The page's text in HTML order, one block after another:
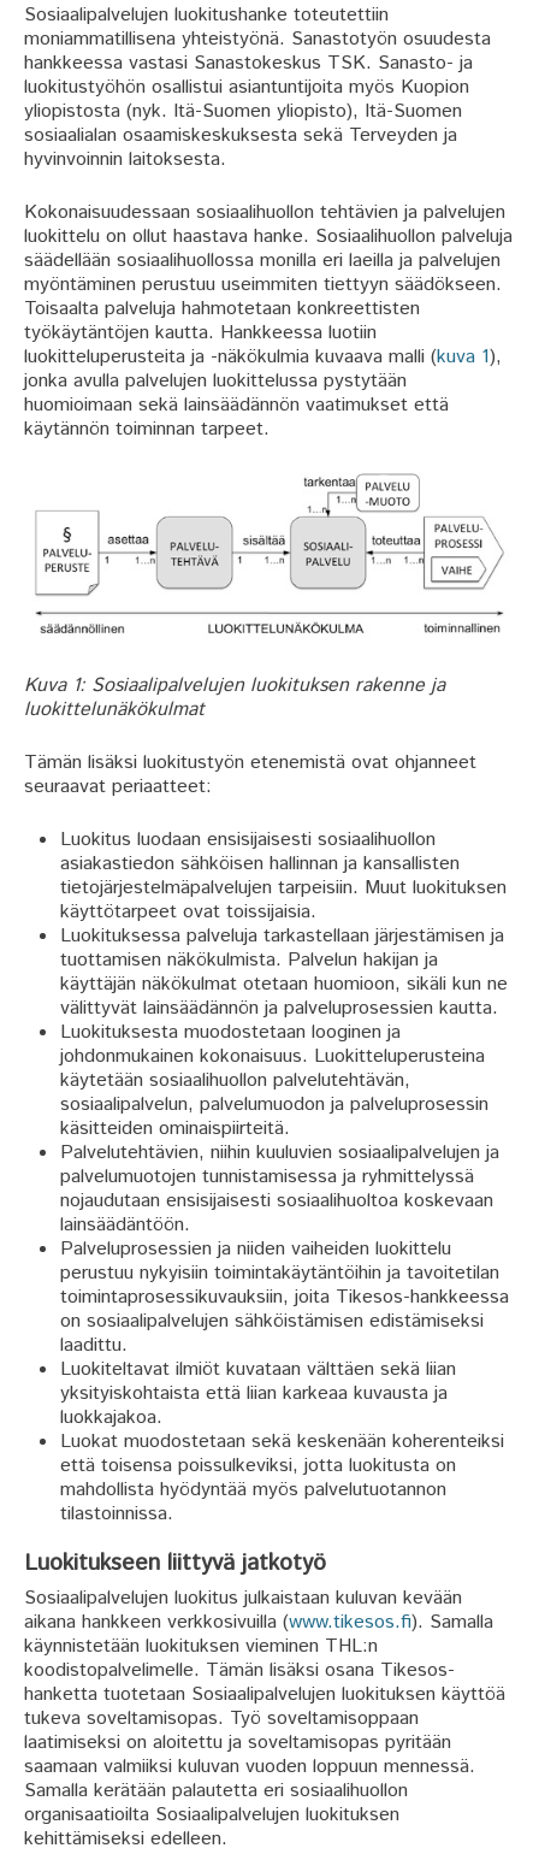
Sosiaalipalvelujen luokitushanke toteutettiin
moniammatillisena yhteistyönä. Sanastotyön osuudesta
hankkeessa vastasi Sanastokeskus TSK. Sanasto- ja
luokitustyöhön osallistui asiantuntijoita myös Kuopion
yliopistosta (nyk. Itä-Suomen yliopisto), Itä-Suomen
sosiaalialan osaamiskeskuksesta sekä Terveyden ja
hyvinvoinnin laitoksesta.
Kokonaisuudessaan sosiaalihuollon tehtävien ja palvelujen
luokittelu on ollut haastava hanke. Sosiaalihuollon palveluja
säädellään sosiaalihuollossa monilla eri laeilla ja palvelujen
myöntäminen perustuu useimmiten tiettyyn säädökseen.
Toisaalta palveluja hahmotetaan konkreettisten
työkäytäntöjen kautta. Hankkeessa luotiin
luokitteluperusteita ja -näkökulmia kuvaava malli (kuva 1),
jonka avulla palvelujen luokittelussa pystytään
huomioimaan sekä lainsäädännön vaatimukset että
käytännön toiminnan tarpeet.
Kuva 1: Sosiaalipalvelujen luokituksen rakenne ja
luokittelunäkökulmat
Tämän lisäksi luokitustyön etenemistä ovat ohjanneet
seuraavat periaatteet:
Luokitus luodaan ensisijaisesti sosiaalihuollon
asiakastiedon sähköisen hallinnan ja kansallisten
tietojärjestelmäpalvelujen tarpeisiin. Muut luokituksen
käyttötarpeet ovat toissijaisia.
Luokituksessa palveluja tarkastellaan järjestämisen ja
tuottamisen näkökulmista. Palvelun hakijan ja
käyttäjän näkökulmat otetaan huomioon, sikäli kun ne
välittyvät lainsäädännön ja palveluprosessien kautta.
Luokituksesta muodostetaan looginen ja
johdonmukainen kokonaisuus. Luokitteluperusteina
käytetään sosiaalihuollon palvelutehtävän,
sosiaalipalvelun, palvelumuodon ja palveluprosessin
käsitteiden ominaispiirteitä.
Palvelutehtävien, niihin kuuluvien sosiaalipalvelujen ja
palvelumuotojen tunnistamisessa ja ryhmittelyssä
nojaudutaan ensisijaisesti sosiaalihuoltoa koskevaan
lainsäädäntöön.
Palveluprosessien ja niiden vaiheiden luokittelu
perustuu nykyisiin toimintakäytäntöihin ja tavoitetilan
toimintaprosessikuvauksiin, joita Tikesos-hankkeessa
on sosiaalipalvelujen sähköistämisen edistämiseksi
laadittu.
Luokiteltavat ilmiöt kuvataan välttäen sekä liian
yksityiskohtaista että liian karkeaa kuvausta ja
luokkajakoa.
Luokat muodostetaan sekä keskenään koherenteiksi
että toisensa poissulkeviksi, jotta luokitusta on
mahdollista hyödyntää myös palvelutuotannon
tilastoinnissa.
Luokitukseen liittyvä jatkotyö
Sosiaalipalvelujen luokitus julkaistaan kuluvan kevään
aikana hankkeen verkkosivuilla (www.tikesos.fi). Samalla
käynnistetään luokituksen vieminen THL:n
koodistopalvelimelle. Tämän lisäksi osana Tikesos-
hanketta tuotetaan Sosiaalipalvelujen luokituksen käyttöä
tukeva soveltamisopas. Työ soveltamisoppaan
laatimiseksi on aloitettu ja soveltamisopas pyritään
saamaan valmiiksi kuluvan vuoden loppuun mennessä.
Samalla kerätään palautetta eri sosiaalihuollon
organisaatioilta Sosiaalipalvelujen luokituksen
kehittämiseksi edelleen.